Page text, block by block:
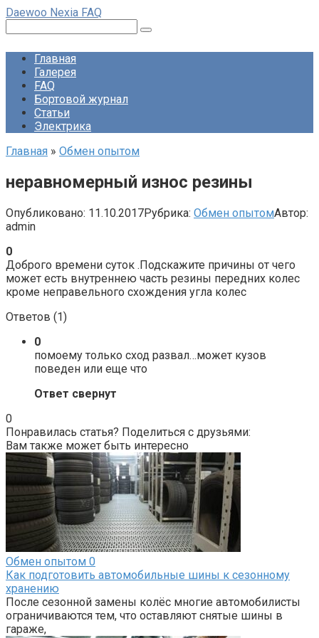
Перейти
контенту
Daewoo Nexia FAQ
Главная
Галерея
FAQ
Бортовой журнал
Статьи
Электрика
Главная » Обмен опытом
неравномерный износ резины
Опубликовано: 11.10.2017Рубрика: Обмен опытомАвтор:
admin
0
Доброго времени суток .Подскажите причины от чего
может есть внутреннею часть резины передних колес
кроме неправельного схождения угла колес
Ответов (1)
0
помоему только сход развал…может кузов
поведен или еще что
Ответ свернут
0
Понравилась статья? Поделиться с друзьями:
Вам также может быть интересно
Обмен опытом 0
Как подготовить автомобильные шины к сезонному
хранению
После сезонной замены колёс многие автомобилисты
ограничиваются тем, что оставляют снятые шины в
гараже,